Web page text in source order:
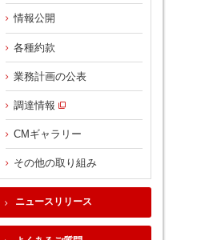
情報公開
各種約款
業務計画の公表
調達情報
CMギャラリー
その他の取り組み
ニュースリリース